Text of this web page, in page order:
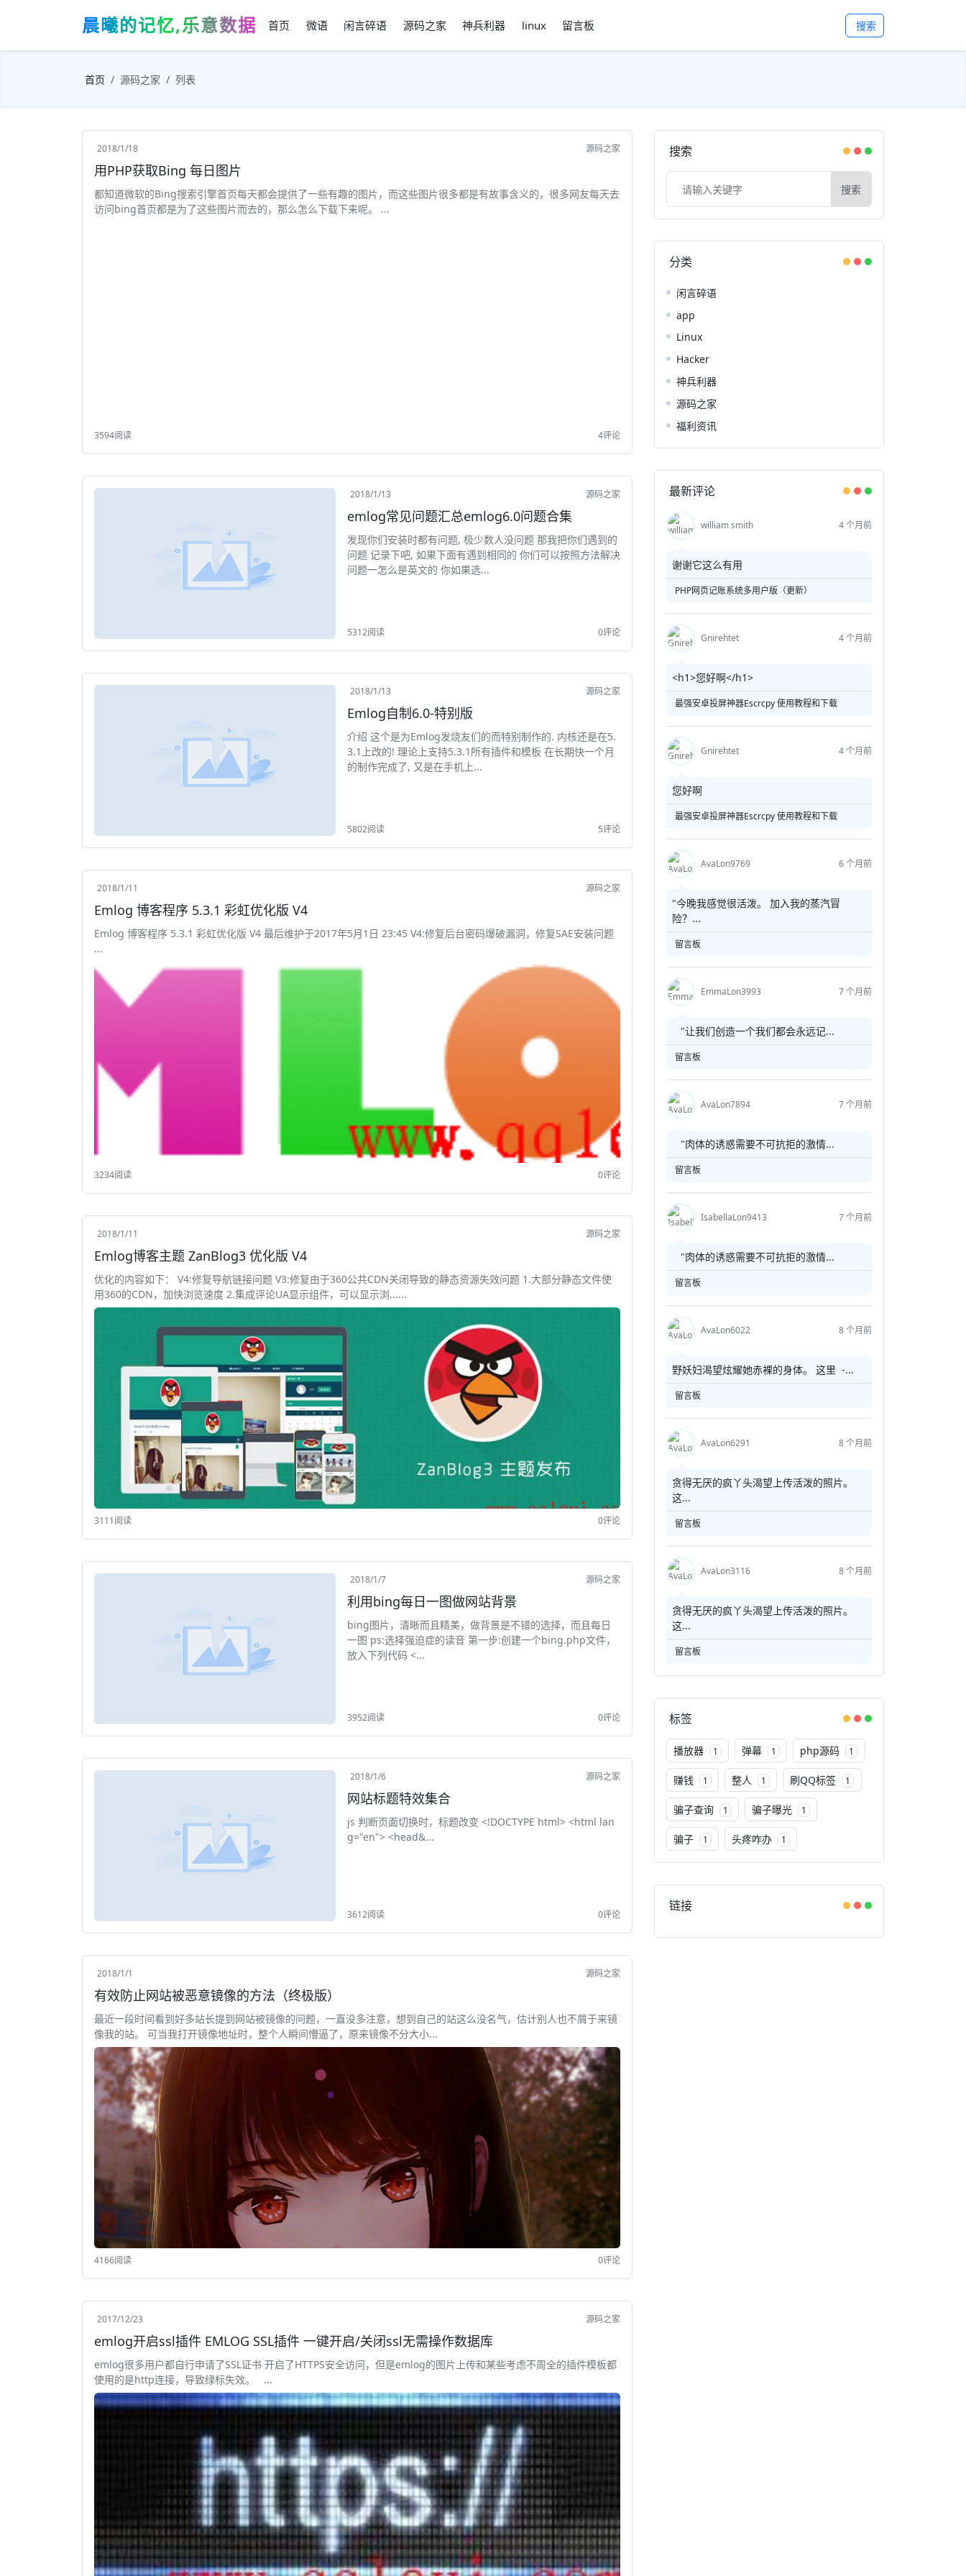
晨曦的记忆,乐意数据 首页 微语 闲言碎语 源码之家 神兵利器 linux 留言板 搜索
首页 源码之家 列表
2018/1/18 源码之家
用PHP获取Bing 每日图片
都知道微软的Bing搜索引擎首页每天都会提供了一些有趣的图片，而这些图片很多都是有故事含义的，很多网友每天去
访问bing首页都是为了这些图片而去的，那么怎么下载下来呢。 ...
3594阅读 4评论
2018/1/13 源码之家
emlog常见问题汇总emlog6.0问题合集
发现你们安装时都有问题, 极少数人没问题 那我把你们遇到的
问题 记录下吧, 如果下面有遇到相同的 你们可以按照方法解决
问题一怎么是英文的 你如果选...
5312阅读 0评论
2018/1/13 源码之家
Emlog自制6.0-特别版
介绍 这个是为Emlog发烧友们的而特别制作的. 内核还是在5.
3.1上改的! 理论上支持5.3.1所有插件和模板 在长期快一个月
的制作完成了, 又是在手机上...
5802阅读 5评论
2018/1/11 源码之家
Emlog 博客程序 5.3.1 彩虹优化版 V4
Emlog 博客程序 5.3.1 彩虹优化版 V4 最后维护于2017年5月1日 23:45 V4:修复后台密码爆破漏洞，修复SAE安装问题
...
3234阅读 0评论
2018/1/11 源码之家
Emlog博客主题 ZanBlog3 优化版 V4
优化的内容如下： V4:修复导航链接问题 V3:修复由于360公共CDN关闭导致的静态资源失效问题 1.大部分静态文件使
用360的CDN，加快浏览速度 2.集成评论UA显示组件，可以显示浏......
3111阅读 0评论
2018/1/7 源码之家
利用bing每日一图做网站背景
bing图片，清晰而且精美，做背景是不错的选择，而且每日
一图 ps:选择强迫症的读音 第一步:创建一个bing.php文件，
放入下列代码 <...
3952阅读 0评论
2018/1/6 源码之家
网站标题特效集合
js 判断页面切换时，标题改变 <!DOCTYPE html> <html lan
g="en"> <head&...
3612阅读 0评论
2018/1/1 源码之家
有效防止网站被恶意镜像的方法（终极版）
最近一段时间看到好多站长提到网站被镜像的问题，一直没多注意，想到自己的站这么没名气，估计别人也不屑于来镜
像我的站。 可当我打开镜像地址时，整个人瞬间懵逼了，原来镜像不分大小...
4166阅读 0评论
2017/12/23 源码之家
emlog开启ssl插件 EMLOG SSL插件 一键开启/关闭ssl无需操作数据库
emlog很多用户都自行申请了SSL证书 开启了HTTPS安全访问，但是emlog的图片上传和某些考虑不周全的插件模板都
使用的是http连接，导致绿标失效。 ...
搜索
搜索
分类
闲言碎语
app
Linux
Hacker
神兵利器
源码之家
福利资讯
最新评论
william smith 4 个月前
谢谢它这么有用
PHP网页记账系统多用户版（更新）
Gnirehtet 4 个月前
<h1>您好啊</h1>
最强安卓投屏神器Escrcpy 使用教程和下载
Gnirehtet 4 个月前
您好啊
最强安卓投屏神器Escrcpy 使用教程和下载
AvaLon9769 6 个月前
"今晚我感觉很活泼。 加入我的蒸汽冒
险？...
留言板
EmmaLon3993 7 个月前
"让我们创造一个我们都会永远记...
留言板
AvaLon7894 7 个月前
"肉体的诱惑需要不可抗拒的激情...
留言板
IsabellaLon9413 7 个月前
"肉体的诱惑需要不可抗拒的激情...
留言板
AvaLon6022 8 个月前
野妖妇渴望炫耀她赤裸的身体。 这里 -...
留言板
AvaLon6291 8 个月前
贪得无厌的疯丫头渴望上传活泼的照片。
这...
留言板
AvaLon3116 8 个月前
贪得无厌的疯丫头渴望上传活泼的照片。
这...
留言板
标签
播放器 1 弹幕 1 php源码 1
赚钱 1 整人 1 刷QQ标签 1
骗子查询 1 骗子曝光 1
骗子 1 头疼咋办 1
链接